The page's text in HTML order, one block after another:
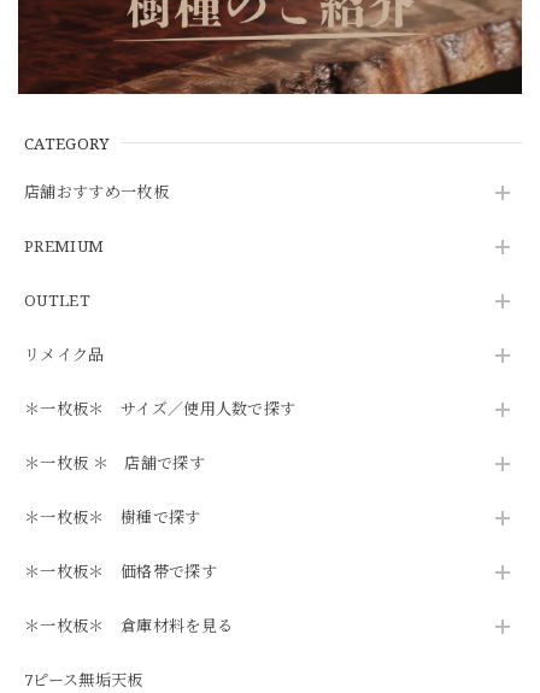
CATEGORY
店舗おすすめ一枚板
PREMIUM
OUTLET
リメイク品
＊一枚板＊ サイズ／使用人数で探す
＊一枚板 ＊ 店舗で探す
＊一枚板＊ 樹種で探す
＊一枚板＊ 価格帯で探す
＊一枚板＊ 倉庫材料を見る
7ピース無垢天板